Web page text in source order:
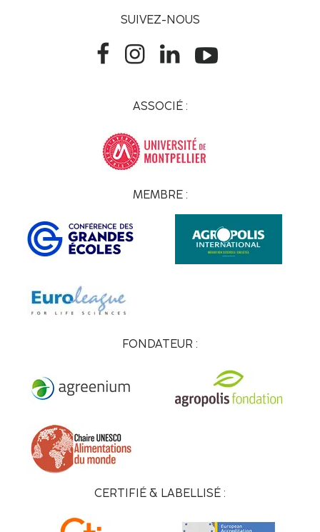
SUIVEZ-NOUS
ASSOCIÉ :
MEMBRE :
FONDATEUR :
CERTIFIÉ & LABELLISÉ :